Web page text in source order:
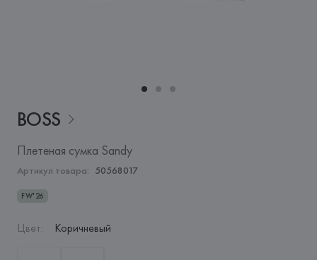
BOSS
Плетеная сумка Sandy
Артикул товара: 50568017
FW'26
Цвет: Коричневый